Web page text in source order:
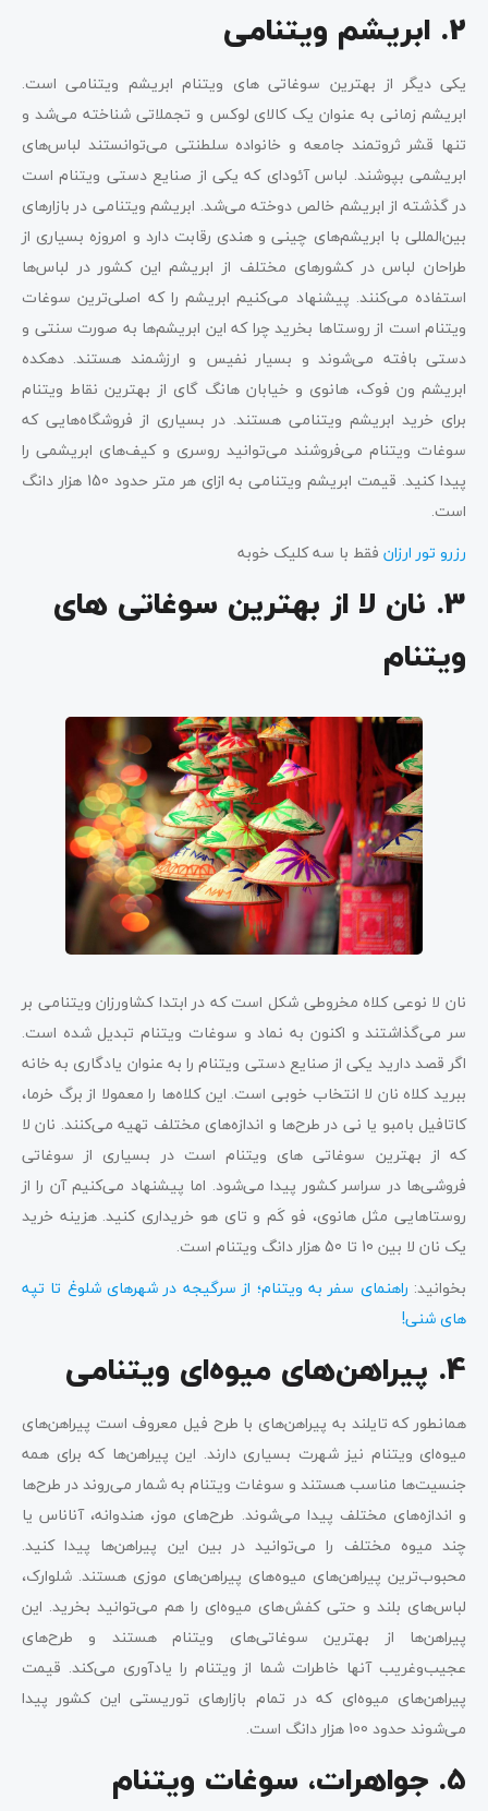
2. ابریشم ویتنامی
یکی دیگر از بهترین سوغاتی های ویتنام ابریشم ویتنامی است.
ابریشم زمانی به عنوان یک کالای لوکس و تجملاتی شناخته می‌شد و
تنها قشر ثروتمند جامعه و خانواده سلطنتی می‌توانستند لباس‌های
ابریشمی بپوشند. لباس آئودای که یکی از صنایع دستی ویتنام است
در گذشته از ابریشم خالص دوخته می‌شد. ابریشم ویتنامی در بازارهای
بین‌المللی با ابریشم‌های چینی و هندی رقابت دارد و امروزه بسیاری از
طراحان لباس در کشورهای مختلف از ابریشم این کشور در لباس‌ها
استفاده می‌کنند. پیشنهاد می‌کنیم ابریشم را که اصلی‌ترین سوغات
ویتنام است از روستاها بخرید چرا که این ابریشم‌ها به صورت سنتی و
دستی بافته می‌شوند و بسیار نفیس و ارزشمند هستند. دهکده
ابریشم ون فوک، هانوی و خیابان هانگ گای از بهترین نقاط ویتنام
برای خرید ابریشم ویتنامی هستند. در بسیاری از فروشگاه‌هایی که
سوغات ویتنام می‌فروشند می‌توانید روسری و کیف‌های ابریشمی را
پیدا کنید. قیمت ابریشم ویتنامی به ازای هر متر حدود 150 هزار دانگ
است.
رزرو تور ارزان فقط با سه کلیک خوبه
3. نان لا از بهترین سوغاتی های
ویتنام
نان لا نوعی کلاه مخروطی شکل است که در ابتدا کشاورزان ویتنامی بر
سر می‌گذاشتند و اکنون به نماد و سوغات ویتنام تبدیل شده است.
اگر قصد دارید یکی از صنایع دستی ویتنام را به عنوان یادگاری به خانه
ببرید کلاه نان لا انتخاب خوبی است. این کلاه‌ها را معمولا از برگ خرما،
کاتافیل بامبو یا نی در طرح‌ها و اندازه‌های مختلف تهیه می‌کنند. نان لا
که از بهترین سوغاتی های ویتنام است در بسیاری از سوغاتی
فروشی‌ها در سراسر کشور پیدا می‌شود. اما پیشنهاد می‌کنیم آن را از
روستاهایی مثل هانوی، فو کَم و تای هو خریداری کنید. هزینه خرید
یک نان لا بین 10 تا 50 هزار دانگ ویتنام است.
بخوانید: راهنمای سفر به ویتنام؛ از سرگیجه در شهرهای شلوغ تا تپه
های شنی!
4. پیراهن‌های میوه‌ای ویتنامی
همانطور که تایلند به پیراهن‌های با طرح فیل‌ معروف است پیراهن‌های
میوه‌ای ویتنام نیز شهرت بسیاری دارند. این پیراهن‌ها که برای همه
جنسیت‌ها مناسب هستند و سوغات ویتنام به شمار می‌روند در طرح‌ها
و اندازه‌های مختلف پیدا می‌شوند. طرح‌های موز، هندوانه، آناناس یا
چند میوه مختلف را می‌توانید در بین این پیراهن‌ها پیدا کنید.
محبوب‌ترین پیراهن‌های میوه‌های پیراهن‌های موزی هستند. شلوارک،
لباس‌های بلند و حتی کفش‌های میوه‌ای را هم می‌توانید بخرید. این
پیراهن‌ها از بهترین سوغاتی‌های ویتنام هستند و طرح‌‌های
عجیب‌وغریب آنها خاطرات شما از ویتنام را یادآوری می‌کند. قیمت
پیراهن‌های میوه‌ای که در تمام بازارهای توریستی این کشور پیدا
می‌شوند حدود 100 هزار دانگ است.
5. جواهرات، سوغات ویتنام